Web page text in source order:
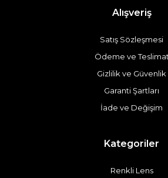
Alışveriş
Satış Sözleşmesi
Ödeme ve Teslimat
Gizlilik ve Güvenlik
Garanti Şartları
İade ve Değişim
Kategoriler
Renkli Lens